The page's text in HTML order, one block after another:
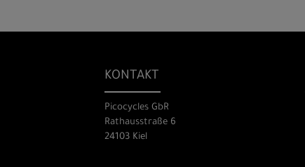
KONTAKT
Picocycles GbR
Rathausstraße 6
24103 Kiel